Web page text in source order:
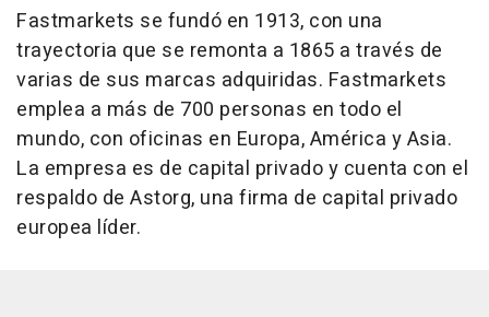
Fastmarkets se fundó en 1913, con una
trayectoria que se remonta a 1865 a través de
varias de sus marcas adquiridas. Fastmarkets
emplea a más de 700 personas en todo el
mundo, con oficinas en Europa, América y Asia.
La empresa es de capital privado y cuenta con el
respaldo de Astorg, una firma de capital privado
europea líder.